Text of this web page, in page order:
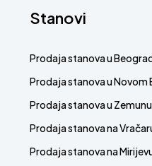
Stanovi
Prodaja stanova u
Prodaja stanova u Novom
Prodaja stanova u Zemunu
Prodaja stanova na
Prodaja stanova na